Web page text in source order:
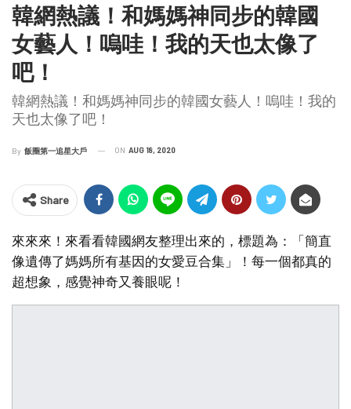
韓網熱議！和媽媽神同步的韓國
女藝人！嗚哇！我的天也太像了
吧！
韓網熱議！和媽媽神同步的韓國女藝人！嗚哇！我的
天也太像了吧！
By 飯圈第一追星大戶 ON AUG 18, 2020
Share
來來來！來看看韓國網友整理出來的，標題為：「簡直
像遺傳了媽媽所有基因的女愛豆合集」！每一個都真的
超想象，感覺神奇又養眼呢！